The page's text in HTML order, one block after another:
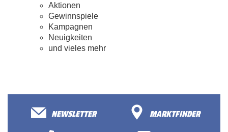
Aktionen
Gewinnspiele
Kampagnen
Neuigkeiten
und vieles mehr
NEWSLETTER
MARKTFINDER